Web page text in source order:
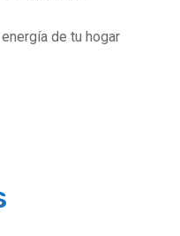
de tu hogar